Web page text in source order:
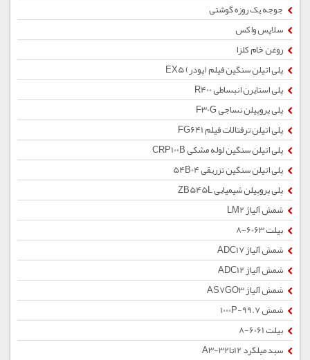
جوجه یک روزه گوشتی
سلاپس واکس
روغن خام کلزا
پلی اتیلن سنگین فیلم (پودر) EX5
پلی استایرن انبساطی R400
پلی پروپیلن نساجی F30G
پلی اتیلن ترفتالات فیلم FG641
پلی اتیلن سنگین لوله مشکی CRP100B
پلی اتیلن سنگین تزریقی 54B04
پلی پروپیلن شیمیایی ZB545L
شمش آلیاژ LM2
بیلت 6063-8
شمش آلیاژ ADC17
شمش آلیاژ ADC12
شمش آلیاژ AS7GO3
شمش 1000P-99.7
بیلت 6061-8
سبد میلگرد 12تا32-A3